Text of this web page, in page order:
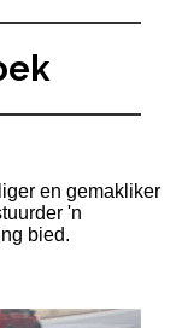
en gemakliker
'n
bied.